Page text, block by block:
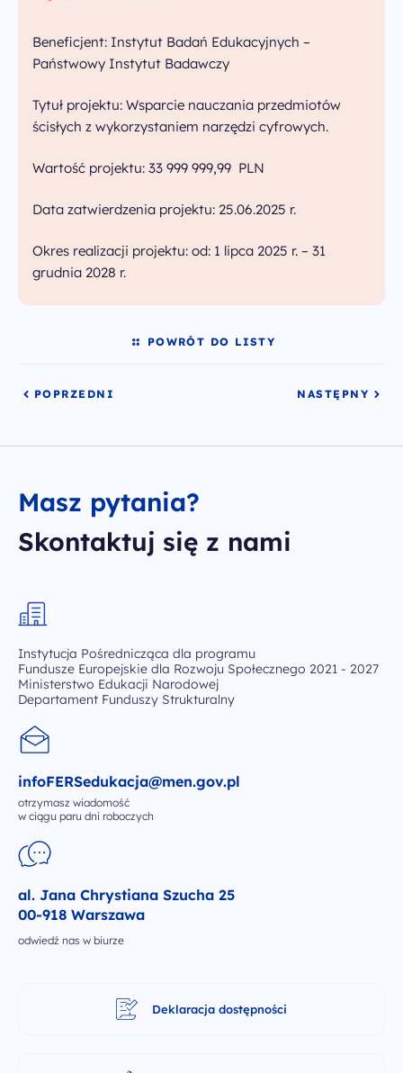
Beneficjent: Instytut Badań Edukacyjnych –
Państwowy Instytut Badawczy
Tytuł projektu: Wsparcie nauczania przedmiotów
ścisłych z wykorzystaniem narzędzi cyfrowych.
Wartość projektu: 33 999 999,99 PLN
Data zatwierdzenia projektu: 25.06.2025 r.
Okres realizacji projektu: od: 1 lipca 2025 r. – 31
grudnia 2028 r.
POWRÓT DO LISTY
POPRZEDNI NASTĘPNY
Masz pytania?
Skontaktuj się z nami
Instytucja Pośrednicząca dla programu
Fundusze Europejskie dla Rozwoju Społecznego 2021 - 2027
Ministerstwo Edukacji Narodowej
Departament Funduszy Strukturalny
infoFERSedukacja@men.gov.pl
otrzymasz wiadomość
w ciągu paru dni roboczych
al. Jana Chrystiana Szucha 25
00-918 Warszawa
odwiedź nas w biurze
Deklaracja dostępności